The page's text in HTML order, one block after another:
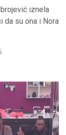
iznela
da su ona i Nora